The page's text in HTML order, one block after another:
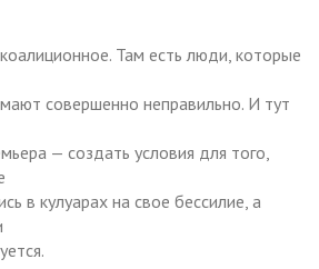
Там есть люди, которые
совершенно неправильно. И тут
— создать условия для того,
в кулуарах на свое бессилие, а